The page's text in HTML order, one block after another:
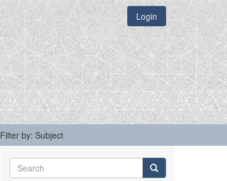
Login
Filter by: Subject